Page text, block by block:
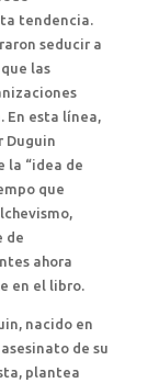
tendencia.
seducir a
las
En esta línea,
Duguin
la “idea de
que
de
ahora
en el libro.
nacido en
de su
plantea